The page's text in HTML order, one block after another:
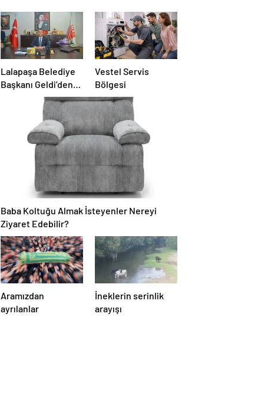
Lalapaşa Belediye
Başkanı Geldi’den
klima yanıtı!
Vestel Servis
Bölgesi
Baba Koltuğu Almak İsteyenler Nereyi
Ziyaret Edebilir?
Aramızdan
ayrılanlar
İneklerin serinlik
arayışı